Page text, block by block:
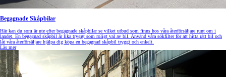
Begagnade Skåpbilar
Här kan du som är ute efter begagnade skåpbilar se vilket utbud som finns hos våra återförsäljare runt om i
landet. En begagnad skåpbil är lika tryggt som roligt val av bil. Använd våra sökfilter för att hitta rätt bil och
låt våra återförsäljare hjälpa dig köpa en begagnad skåpbil tryggt och enkelt.
Läs mer